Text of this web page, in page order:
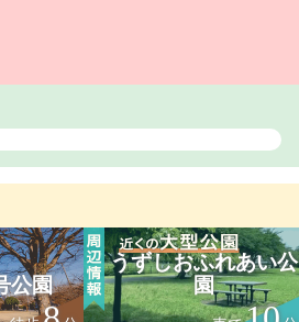
公園
うずしおふれあい公
園